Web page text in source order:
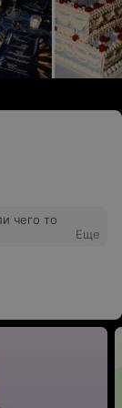
чего то
Еще